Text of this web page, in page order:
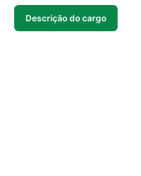
Descrição do cargo